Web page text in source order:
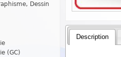
Dessin
(GC)
Description